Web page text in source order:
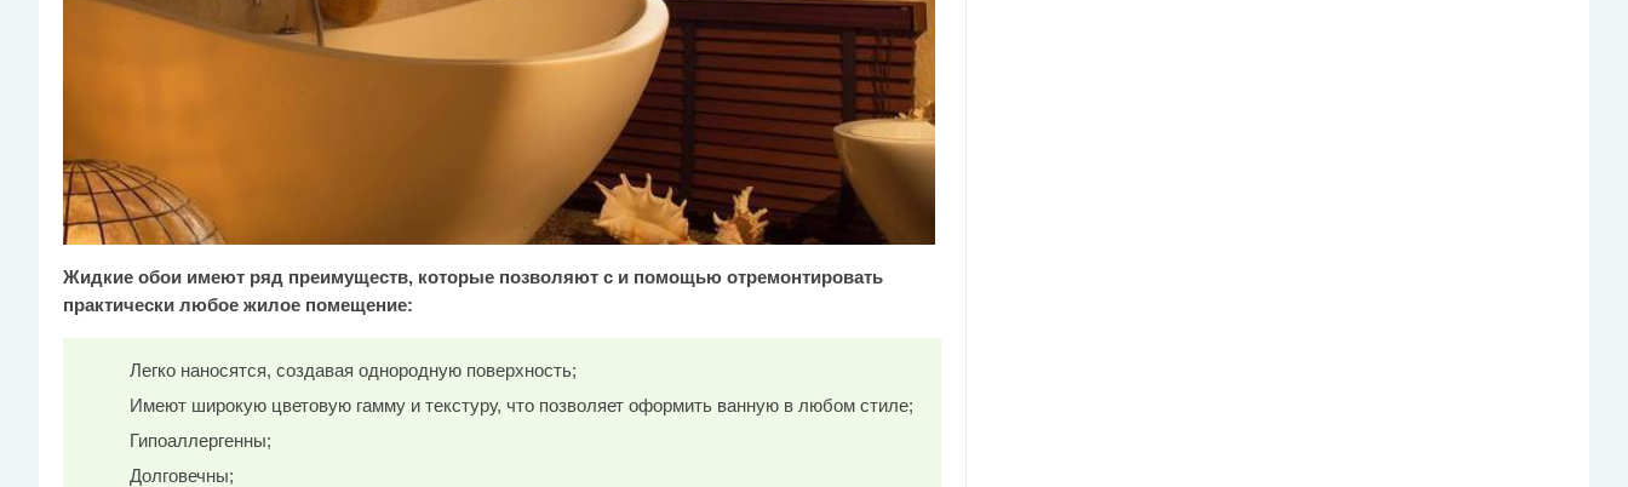
Жидкие обои имеют ряд преимуществ, которые позволяют с и помощью отремонтировать
практически любое жилое помещение:
Легко наносятся, создавая однородную поверхность;
Имеют широкую цветовую гамму и текстуру, что позволяет оформить ванную в любом стиле;
Гипоаллергенны;
Долговечны;